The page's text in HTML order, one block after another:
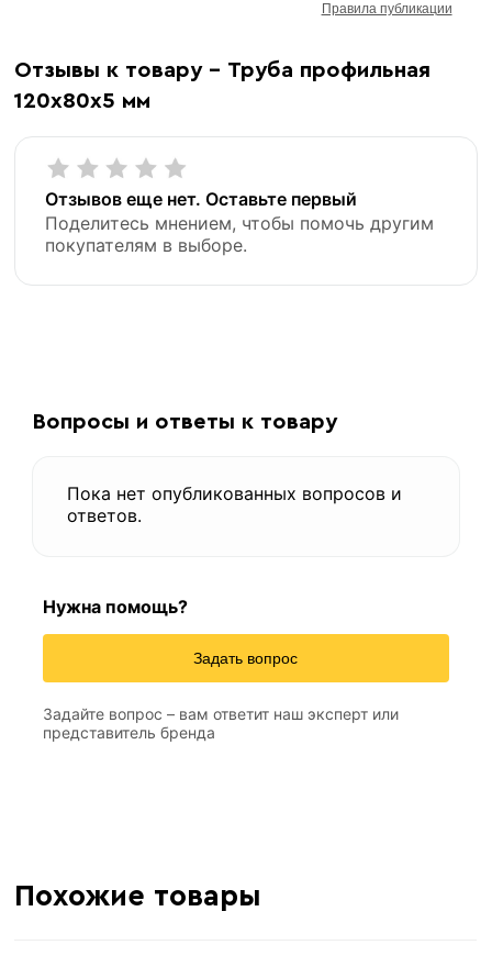
Отзывы к товару - Труба профильная
120х80х5 мм
Отзывов еще нет. Оставьте первый
Поделитесь мнением, чтобы помочь другим
покупателям в выборе.
Правила публикации
Вопросы и ответы к товару
Пока нет опубликованных вопросов и
ответов.
Нужна помощь?
Задать вопрос
Задайте вопрос – вам ответит наш эксперт или
представитель бренда
Похожие товары